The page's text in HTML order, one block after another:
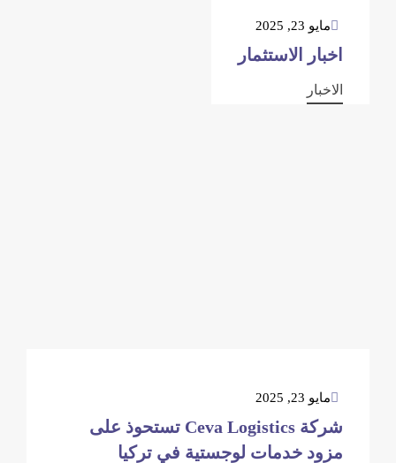
مايو 23, 2025
اخبار الاستثمار
الاخبار
مايو 23, 2025
شركة Ceva Logistics تستحوذ على
مزود خدمات لوجستية في تركيا